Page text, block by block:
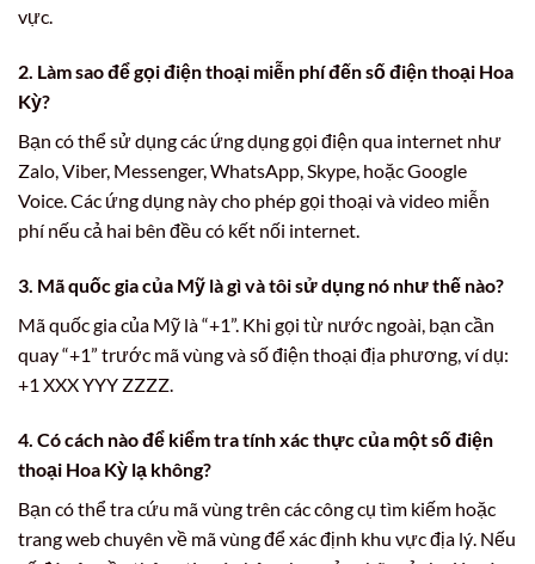
vực.
2. Làm sao để gọi điện thoại miễn phí đến số điện thoại Hoa
Kỳ?
Bạn có thể sử dụng các ứng dụng gọi điện qua internet như
Zalo, Viber, Messenger, WhatsApp, Skype, hoặc Google
Voice. Các ứng dụng này cho phép gọi thoại và video miễn
phí nếu cả hai bên đều có kết nối internet.
3. Mã quốc gia của Mỹ là gì và tôi sử dụng nó như thế nào?
Mã quốc gia của Mỹ là “+1”. Khi gọi từ nước ngoài, bạn cần
quay “+1” trước mã vùng và số điện thoại địa phương, ví dụ:
+1 XXX YYY ZZZZ.
4. Có cách nào để kiểm tra tính xác thực của một số điện
thoại Hoa Kỳ lạ không?
Bạn có thể tra cứu mã vùng trên các công cụ tìm kiếm hoặc
trang web chuyên về mã vùng để xác định khu vực địa lý. Nếu